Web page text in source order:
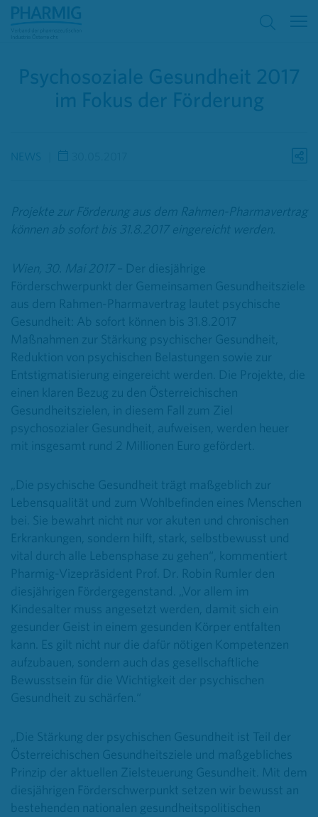
Psychosoziale Gesundheit 2017
im Fokus der Förderung
NEWS
Projekte zur Förderung aus dem Rahmen-Pharmavertrag
können ab sofort bis 31.8.2017 eingereicht werden.
Wien, 30. Mai 2017
– Der diesjährige
Förderschwerpunkt der Gemeinsamen Gesundheitsziele
aus dem Rahmen-Pharmavertrag lautet psychische
Gesundheit: Ab sofort können bis 31.8.2017
Maßnahmen zur Stärkung psychischer Gesundheit,
Reduktion von psychischen Belastungen sowie zur
Entstigmatisierung eingereicht werden. Die Projekte, die
einen klaren Bezug zu den Österreichischen
Gesundheitszielen, in diesem Fall zum Ziel
psychosozialer Gesundheit, aufweisen, werden heuer
mit insgesamt rund 2 Millionen Euro gefördert.
„Die psychische Gesundheit trägt maßgeblich zur
Lebensqualität und zum Wohlbefinden eines Menschen
bei. Sie bewahrt nicht nur vor akuten und chronischen
Erkrankungen, sondern hilft, stark, selbstbewusst und
vital durch alle Lebensphase zu gehen“, kommentiert
Pharmig-Vizepräsident Prof. Dr. Robin Rumler den
diesjährigen Fördergegenstand. „Vor allem im
Kindesalter muss angesetzt werden, damit sich ein
gesunder Geist in einem gesunden Körper entfalten
kann. Es gilt nicht nur die dafür nötigen Kompetenzen
aufzubauen, sondern auch das gesellschaftliche
Bewusstsein für die Wichtigkeit der psychischen
Gesundheit zu schärfen.“
„Die Stärkung der psychischen Gesundheit ist Teil der
Österreichischen Gesundheitsziele und maßgebliches
Prinzip der aktuellen Zielsteuerung Gesundheit. Mit dem
diesjährigen Förderschwerpunkt setzen wir bewusst an
bestehenden nationalen gesundheitspolitischen